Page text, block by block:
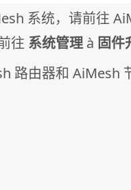
系统，请前往
往 系统管理à 固件
路由器和 AiMesh